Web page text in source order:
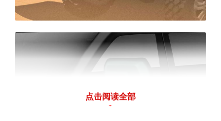
点击阅读全部